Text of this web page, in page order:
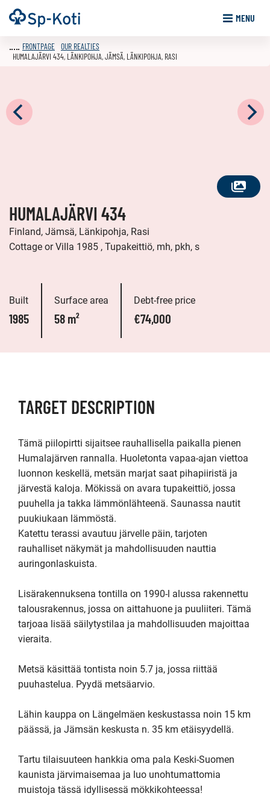
Go
to
Frontpage MENU
SEE
FRONTPAGE OUR REALTIES
HUMALAJÄRVI 434, LÄNKIPOHJA, JÄMSÄ, LÄNKIPOHJA, RASI
HUMALAJÄRVI 434
Finland, Jämsä, Länkipohja, Rasi
Cottage or Villa 1985 , Tupakeittiö, mh, pkh, s
Built
1985
Surface area
58 m²
Debt-free price
€74,000
TARGET DESCRIPTION
Tämä piilopirtti sijaitsee rauhallisella paikalla pienen
Humalajärven rannalla. Huoletonta vapaa-ajan viettoa
luonnon keskellä, metsän marjat saat pihapiiristä ja
järvestä kaloja. Mökissä on avara tupakeittiö, jossa
puuhella ja takka lämmönlähteenä. Saunassa nautit
puukiukaan lämmöstä.
Katettu terassi avautuu järvelle päin, tarjoten
rauhalliset näkymät ja mahdollisuuden nauttia
auringonlaskuista.
Lisärakennuksena tontilla on 1990-l alussa rakennettu
talousrakennus, jossa on aittahuone ja puuliiteri. Tämä
tarjoaa lisää säilytystilaa ja mahdollisuuden majoittaa
vieraita.
Metsä käsittää tontista noin 5.7 ja, jossa riittää
puuhastelua. Pyydä metsäarvio.
Lähin kauppa on Längelmäen keskustassa noin 15 km
päässä, ja Jämsän keskusta n. 35 km etäisyydellä.
Tartu tilaisuuteen hankkia oma pala Keski-Suomen
kaunista järvimaisemaa ja luo unohtumattomia
muistoja tässä idyllisessä mökkikohteessa!